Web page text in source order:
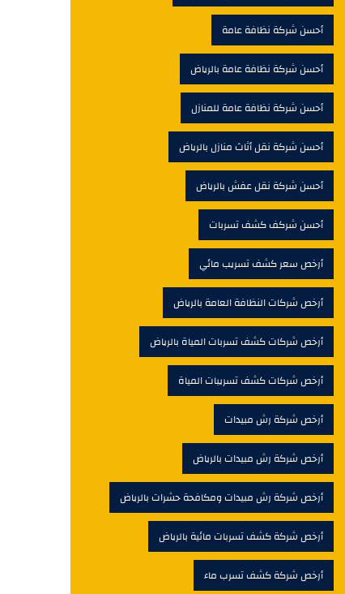
أحسن شركة نظافة عامة
أحسن شركة نظافة عامة بالرياض
أحسن شركة نظافة عامة للمنازل
أحسن شركة نقل أثاث منازل بالرياض
أحسن شركة نقل عفش بالرياض
أحسن شركف كشف تسربات
أرخص سعر كشف تسريب مائي
أرخص شركات النظافة العامة بالرياض
أرخص شركات كشف تسربات المياة بالرياض
أرخص شركات كشف تسريبات المياة
أرخص شركة رش مبيدات
أرخص شركة رش مبيدات بالرياض
أرخص شركة رش مبيدات ومكافحة حشرات بالرياض
أرخص شركة كشف تسربات مائية بالرياض
أرخص شركة كشف تسرب ماء